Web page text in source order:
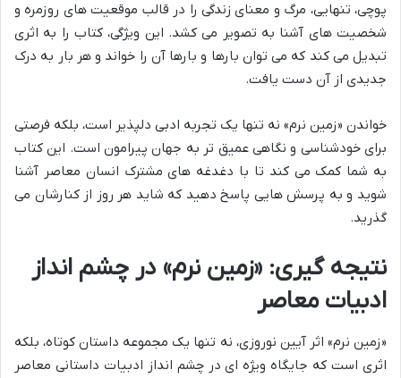
پوچی، تنهایی، مرگ و معنای زندگی را در قالب موقعیت های روزمره و
شخصیت های آشنا به تصویر می کشد. این ویژگی، کتاب را به اثری
تبدیل می کند که می توان بارها و بارها آن را خواند و هر بار به درک
جدیدی از آن دست یافت.
خواندن «زمین نرم» نه تنها یک تجربه ادبی دلپذیر است، بلکه فرصتی
برای خودشناسی و نگاهی عمیق تر به جهان پیرامون است. این کتاب
به شما کمک می کند تا با دغدغه های مشترک انسان معاصر آشنا
شوید و به پرسش هایی پاسخ دهید که شاید هر روز از کنارشان می
گذرید.
نتیجه گیری: «زمین نرم» در چشم انداز
ادبیات معاصر
«زمین نرم» اثر آیین نوروزی، نه تنها یک مجموعه داستان کوتاه، بلکه
اثری است که جایگاه ویژه ای در چشم انداز ادبیات داستانی معاصر